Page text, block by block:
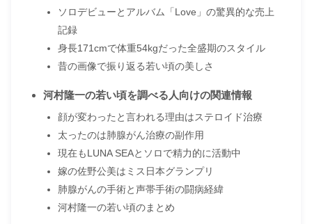
ソロデビューとアルバム「Love」の驚異的な売上
記録
身長171cmで体重54kgだった全盛期のスタイル
昔の画像で振り返る若い頃の美しさ
河村隆一の若い頃を調べる人向けの関連情報
顔が変わったと言われる理由はステロイド治療
太ったのは肺腺がん治療の副作用
現在もLUNA SEAとソロで精力的に活動中
嫁の佐野公美はミス日本グランプリ
肺腺がんの手術と声帯手術の闘病経緯
河村隆一の若い頃のまとめ